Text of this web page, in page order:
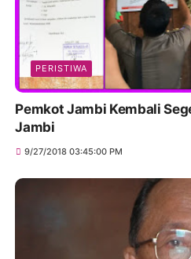
PERISTIWA
Pemkot Jambi Kembali
Jambi
9/27/2018 03:45:00 PM